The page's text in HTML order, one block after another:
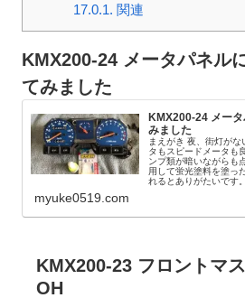
17.0.1. 関連
KMX200-24 メータパネル
てみました
KMX200-24 メー
みました
まえがき 夜、街灯が
タもスピードメータも
ンプ類が暗いながらも
用して蛍光塗料を塗っ
れるとありがたいです
myuke0519.com
KMX200-23 フロントマ
OH